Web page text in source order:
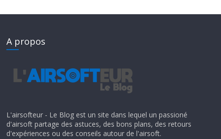
A propos
L'airsofteur - Le Blog est un site dans lequel un passioné
d'airsoft partage des astuces, des bons plans, des retours
d'expériences ou des conseils autour de l'airsoft.